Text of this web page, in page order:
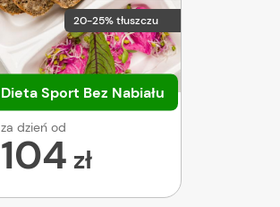
20-25% tłuszczu
Dieta Sport Bez Nabiału
za dzień od
104 zł